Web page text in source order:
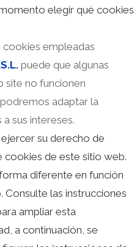
elegir qué cookies
cookies empleadas
puede que algunas
site no funcionen
adaptar la
sus intereses.
su derecho de
cookies de este sitio web.
diferente en función
las instrucciones
ampliar esta
a continuación, se